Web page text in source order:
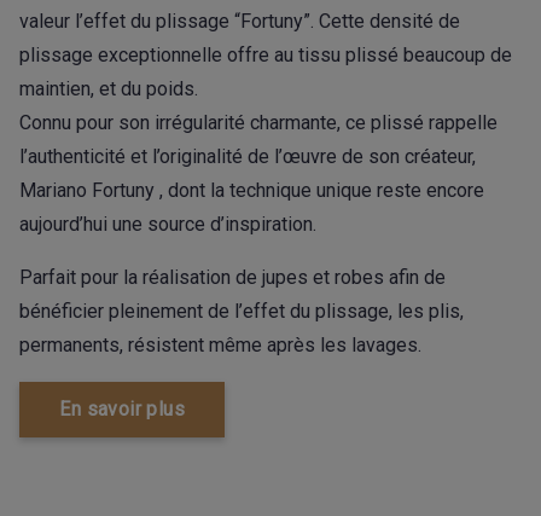
valeur l’effet du plissage “Fortuny”. Cette densité de
plissage exceptionnelle offre au tissu plissé beaucoup de
maintien, et du poids.
Connu pour son irrégularité charmante, ce plissé rappelle
l’authenticité et l’originalité de l’œuvre de son créateur,
Mariano Fortuny , dont la technique unique reste encore
aujourd’hui une source d’inspiration.
Parfait pour la réalisation de jupes et robes afin de
bénéficier pleinement de l’effet du plissage, les plis,
permanents, résistent même après les lavages.
En savoir plus